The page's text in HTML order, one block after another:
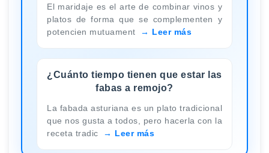
El maridaje es el arte de combinar vinos y
platos de forma que se complementen y
potencien mutuament
Leer más
¿Cuánto tiempo tienen que estar las
fabas a remojo?
La fabada asturiana es un plato tradicional
que nos gusta a todos, pero hacerla con la
receta tradic
Leer más